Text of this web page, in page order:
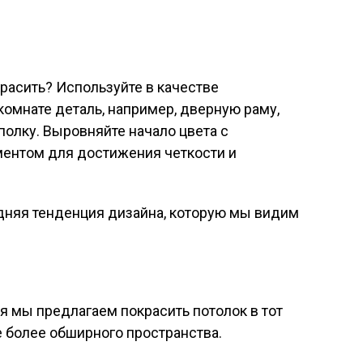
Используйте в качестве
деталь, например, дверную раму,
Выровняйте начало цвета с
для достижения четкости и
мы предлагаем покрасить потолок в тот
обширного пространства.